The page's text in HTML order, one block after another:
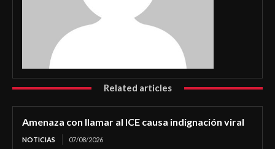
Related articles
Amenaza con llamar al ICE causa indignación viral
NOTICIAS 07/08/2026